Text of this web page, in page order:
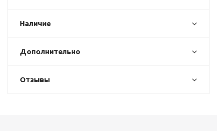
Наличие
Дополнительно
Отзывы